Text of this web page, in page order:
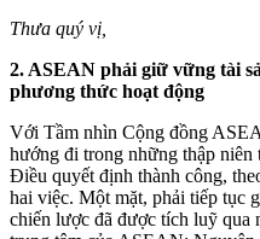
Thưa quý vị,
2. ASEAN phải giữ vững tài
phương thức hoạt động
Với Tầm nhìn Cộng đồng
hướng đi trong những thập
Điều quyết định thành công,
hai việc. Một mặt, phải tiếp tục
chiến lược đã được tích luỹ qua